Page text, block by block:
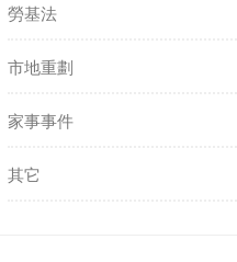
勞基法
市地重劃
家事事件
其它